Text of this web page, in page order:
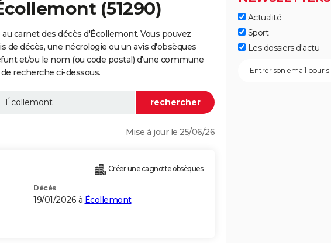
(51290)
carnet des décès d'Écollemont. Vous pouvez
de décès, une nécrologie ou un avis d'obsèques
et/ou le nom (ou code postal) d'une commune
recherche ci-dessous.
Mise à jour le 25/06/26
Créer une cagnotte obsèques
Décès
19/01/2026 à Écollemont
Actualité
Sport
Les dossiers d'actu